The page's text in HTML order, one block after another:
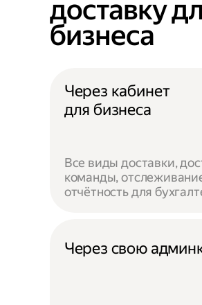
доставку
бизнеса
Через кабинет
для бизнеса
Все виды доставки,
команды,
отчётность для
Через свою